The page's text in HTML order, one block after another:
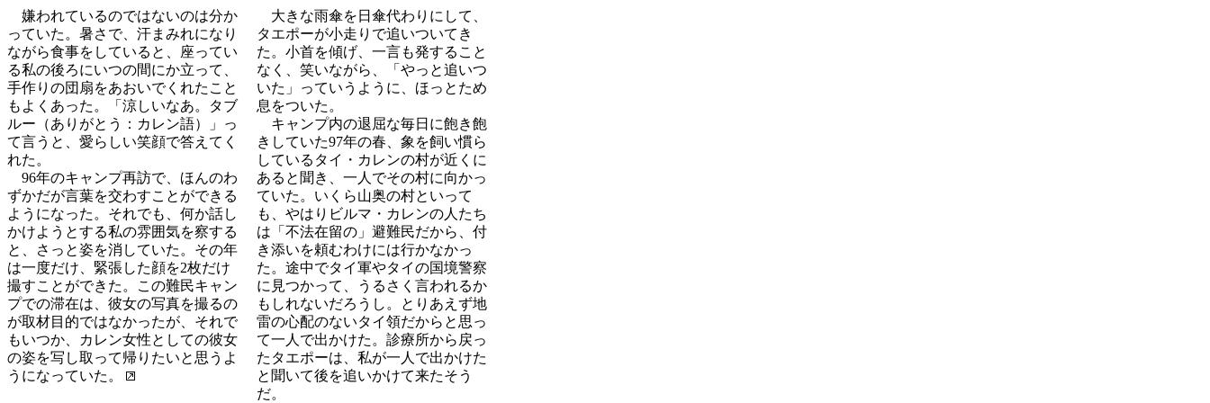
嫌われているのではないのは分か
っていた。暑さで、汗まみれになり
ながら食事をしていると、座ってい
る私の後ろにいつの間にか立って、
手作りの団扇をあおいでくれたこと
もよくあった。「涼しいなあ。タブ
ルー（ありがとう：カレン語）」っ
て言うと、愛らしい笑顔で答えてく
れた。
96年のキャンプ再訪で、ほんのわ
ずかだが言葉を交わすことができる
ようになった。それでも、何か話し
かけようとする私の雰囲気を察する
と、さっと姿を消していた。その年
は一度だけ、緊張した顔を2枚だけ
撮すことができた。この難民キャン
プでの滞在は、彼女の写真を撮るの
が取材目的ではなかったが、それで
もいつか、カレン女性としての彼女
の姿を写し取って帰りたいと思うよ
うになっていた。
大きな雨傘を日傘代わりにして、
タエポーが小走りで追いついてき
た。小首を傾げ、一言も発すること
なく、笑いながら、「やっと追いつ
いた」っていうように、ほっとため
息をついた。
キャンプ内の退屈な毎日に飽き飽
きしていた97年の春、象を飼い慣ら
しているタイ・カレンの村が近くに
あると聞き、一人でその村に向かっ
ていた。いくら山奥の村といって
も、やはりビルマ・カレンの人たち
は「不法在留の」避難民だから、付
き添いを頼むわけには行かなかっ
た。途中でタイ軍やタイの国境警察
に見つかって、うるさく言われるか
もしれないだろうし。とりあえず地
雷の心配のないタイ領だからと思っ
て一人で出かけた。診療所から戻っ
たタエポーは、私が一人で出かけた
と聞いて後を追いかけて来たそう
だ。